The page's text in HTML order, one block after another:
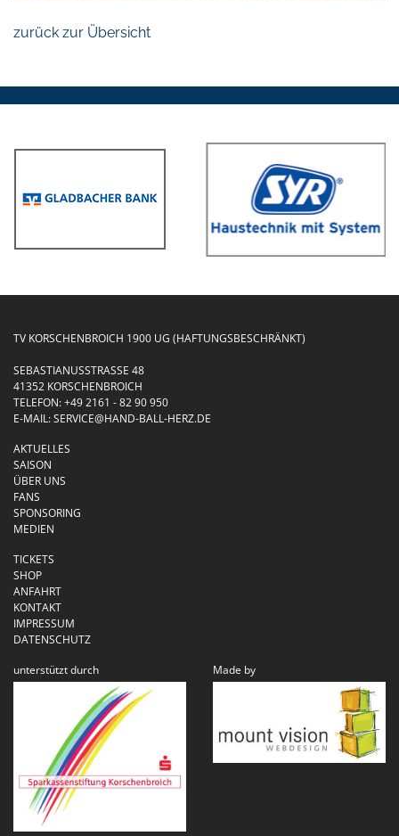
zurück zur Übersicht
TV KORSCHENBROICH 1900 UG (HAFTUNGSBESCHRÄNKT)
SEBASTIANUSSTRASSE 48
41352 KORSCHENBROICH
TELEFON:+49 2161 - 82 90 950
E-MAIL:SERVICE@HAND-BALL-HERZ.DE
AKTUELLES
SAISON
ÜBER UNS
FANS
SPONSORING
MEDIEN
TICKETS
SHOP
ANFAHRT
KONTAKT
IMPRESSUM
DATENSCHUTZ
unterstützt durch
Made by